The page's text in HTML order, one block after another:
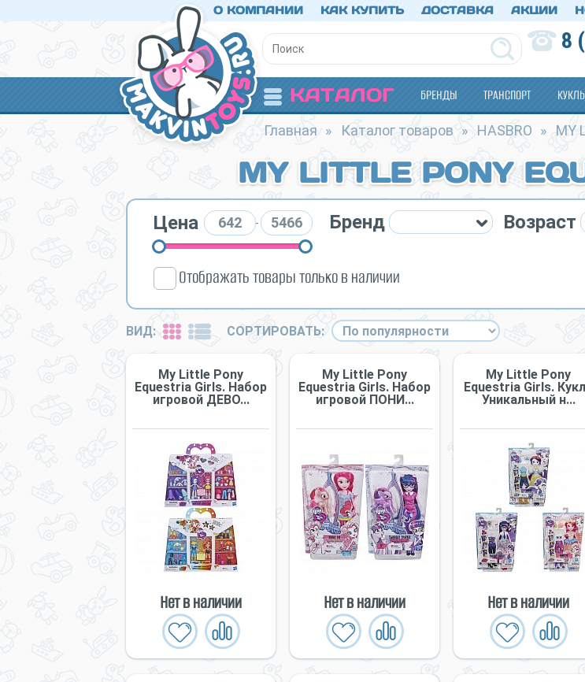
О КОМПАНИИ КАК КУПИТЬ ДОСТАВКА АКЦИИ
8
КАТАЛОГ БРЕНДЫ ТРАНСПОРТ
Главная » Каталог товаров » HASBRO » MY
MY LITTLE PONY
Цена - Бренд Возраст
Отображать товары только в наличии
ВИД: СОРТИРОВАТЬ:
My Little Pony
Equestria Girls. Набор
игровой ДЕВО...
Нет в наличии
My Little Pony
Equestria Girls. Набор
игровой ПОНИ...
Нет в наличии
My Little Pony
Equestria Girls.
Уникальный н...
Нет в наличии